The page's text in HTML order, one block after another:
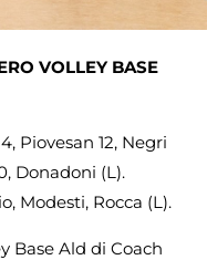
VOLLEY BASE
Piovesan 12, Negri
Donadoni (L).
Modesti, Rocca (L).
Base Ald di Coach